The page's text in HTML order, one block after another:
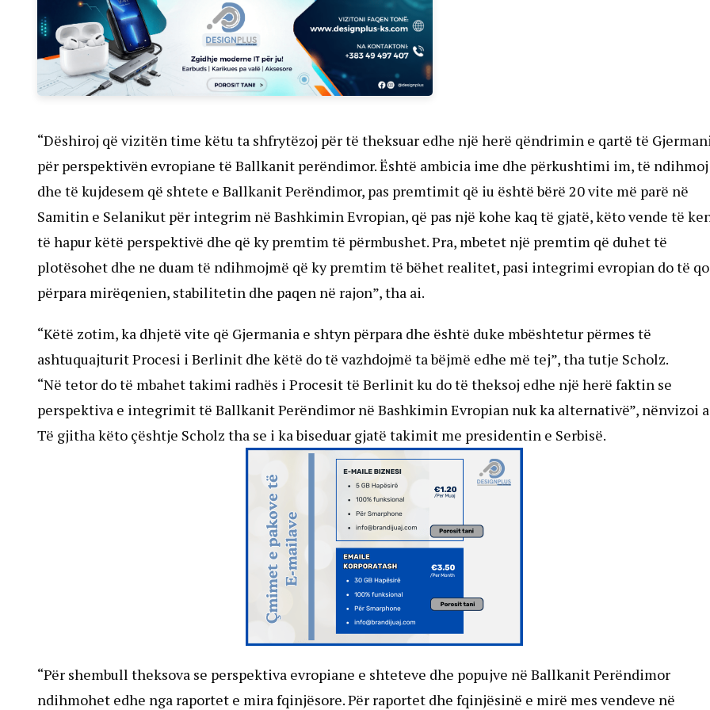
“Dëshiroj që vizitën time këtu ta shfrytëzoj për të theksuar edhe një herë qëndrimin e qartë të
për perspektivën evropiane të Ballkanit perëndimor. Është ambicia ime dhe përkushtimi im, të ndihmoj
dhe të kujdesem që shtete e Ballkanit Perëndimor, pas premtimit që iu është bërë 20 vite më parë në
Samitin e Selanikut për integrim në Bashkimin Evropian, që pas një kohe kaq të gjatë, këto vende të
të hapur këtë perspektivë dhe që ky premtim të përmbushet. Pra, mbetet një premtim që duhet të
plotësohet dhe ne duam të ndihmojmë që ky premtim të bëhet realitet, pasi integrimi evropian do të
përpara mirëqenien, stabilitetin dhe paqen në rajon”, tha ai.
“Këtë zotim, ka dhjetë vite që Gjermania e shtyn përpara dhe është duke mbështetur përmes të
ashtuquajturit Procesi i Berlinit dhe këtë do të vazhdojmë ta bëjmë edhe më tej”, tha tutje Scholz.
“Në tetor do të mbahet takimi radhës i Procesit të Berlinit ku do të theksoj edhe një herë faktin se
perspektiva e integrimit të Ballkanit Perëndimor në Bashkimin Evropian nuk ka alternativë”, nënvizoi
Të gjitha këto çështje Scholz tha se i ka biseduar gjatë takimit me presidentin e Serbisë.
“Për shembull theksova se perspektiva evropiane e shteteve dhe popujve në Ballkanit Perëndimor
ndihmohet edhe nga raportet e mira fqinjësore. Për raportet dhe fqinjësinë e mirë mes vendeve në